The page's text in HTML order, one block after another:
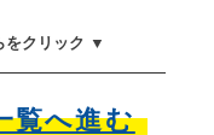
をクリック ▼
覧へ進む